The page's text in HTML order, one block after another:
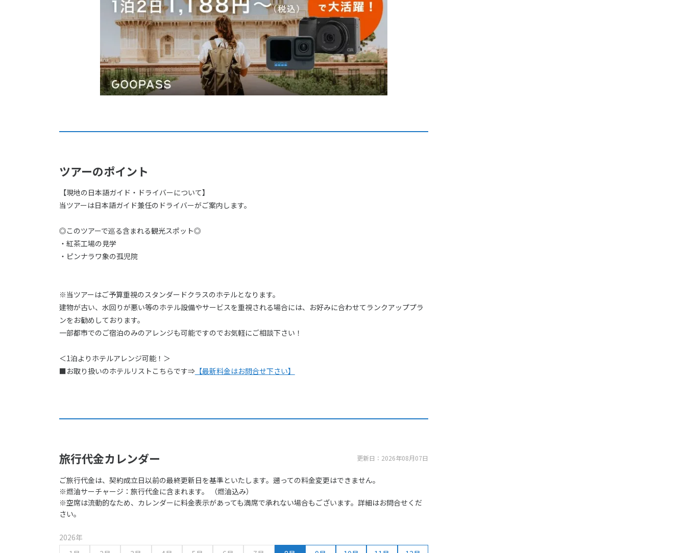
ツアーのポイント
【現地の日本語ガイド・ドライバーについて】
当ツアーは日本語ガイド兼任のドライバーがご案内します。
◎このツアーで巡る含まれる観光スポット◎
・紅茶工場の見学
・ピンナラワ象の孤児院
※当ツアーはご予算重視のスタンダードクラスのホテルとなります。
建物が古い、水回りが悪い等のホテル設備やサービスを重視される場合には、お好みに合わせてランクアッププラ
ンをお勧めしております。
一部都市でのご宿泊のみのアレンジも可能ですのでお気軽にご相談下さい！
＜1泊よりホテルアレンジ可能！＞
■お取り扱いのホテルリストこちらです⇒【最新料金はお問合せ下さい】
旅行代金カレンダー 更新日：2026年08月07日
ご旅行代金は、契約成立日以前の最終更新日を基準といたします。遡っての料金変更はできません。
※燃油サーチャージ：旅行代金に含まれます。 （燃油込み）
※空席は流動的なため、カレンダーに料金表示があっても満席で承れない場合もございます。詳細はお問合せくだ
さい。
2026年